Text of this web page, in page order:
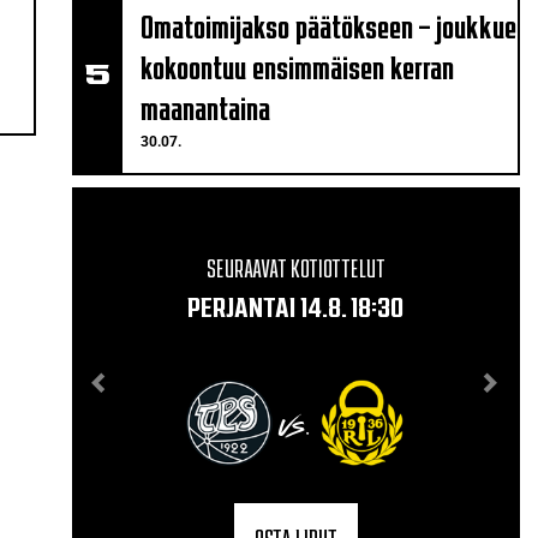
30.07.
Omatoimijakso päätökseen – joukkue
kokoontuu ensimmäisen kerran
maanantaina
SEURAAVAT KOTIOTTELUT
PERJANTAI 14.8. 18:30
VS.